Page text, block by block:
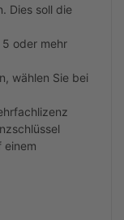
Dies soll die
oder mehr
wählen Sie bei
einem